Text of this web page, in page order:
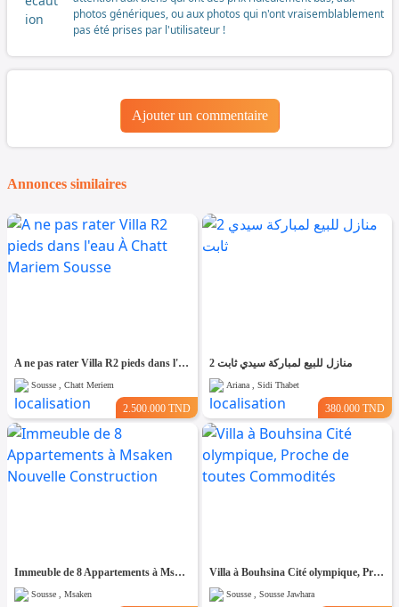
photos génériques, ou aux photos qui n'ont vraisemblablement
pas été prises par l'utilisateur !
Ajouter un commentaire
Annonces similaires
A ne pas rater Villa R2 pieds dans l'eau À Chatt Mariem Sousse
Sousse , Chatt Meriem
2.500.000 TND
2 منازل للبيع لمباركة سيدي ثابت
Ariana , Sidi Thabet
380.000 TND
Immeuble de 8 Appartements à Msaken Nouvelle Construction
Sousse , Msaken
Villa à Bouhsina Cité olympique, Proche de toutes Commodités
Sousse , Sousse Jawhara